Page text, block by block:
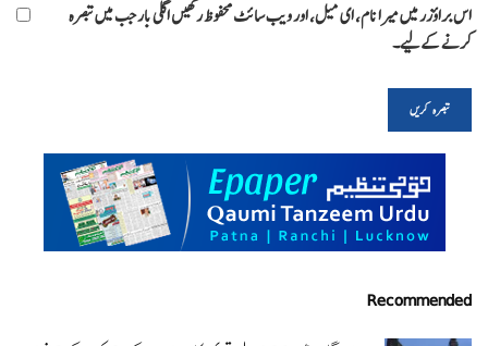
اس براؤزر میں میرا نام، ای میل، اور ویب سائٹ محفوظ رکھیں اگلی بار جب میں تبصرہ
کرنے کےلیے۔
Recommended